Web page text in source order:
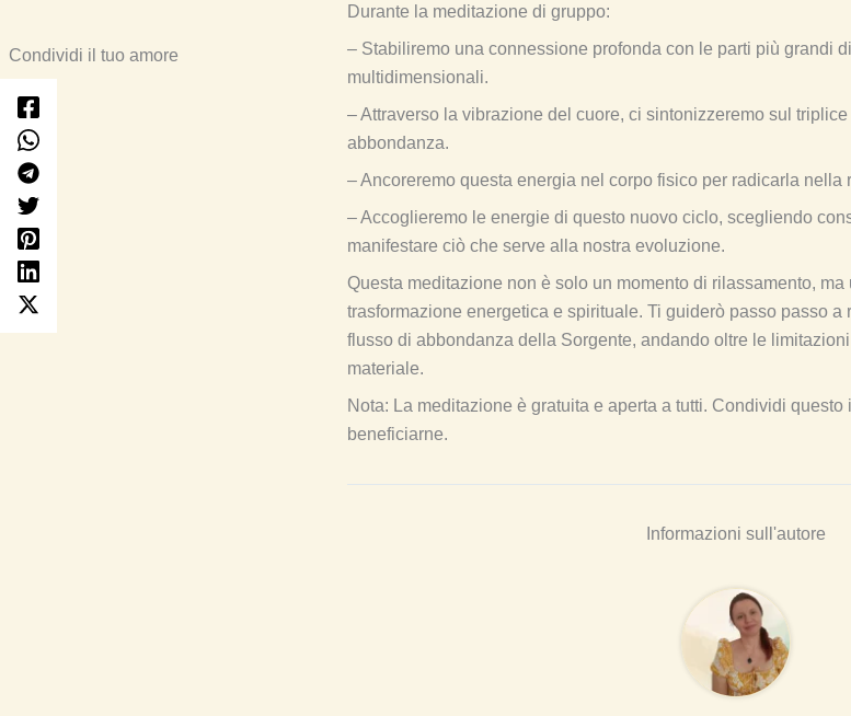
Durante la meditazione di gruppo:
– Stabiliremo una connessione profonda con le parti più grandi
multidimensionali.
– Attraverso la vibrazione del cuore, ci sintonizzeremo sul
abbondanza.
– Ancoreremo questa energia nel corpo fisico per radicarla nella
– Accoglieremo le energie di questo nuovo ciclo, scegliendo
manifestare ciò che serve alla nostra evoluzione.
Questa meditazione non è solo un momento di rilassamento, ma
trasformazione energetica e spirituale. Ti guiderò passo passo a
flusso di abbondanza della Sorgente, andando oltre le
materiale.
Nota: La meditazione è gratuita e aperta a tutti. Condividi
beneficiarne.
Informazioni sull'autore
Condividi il tuo amore